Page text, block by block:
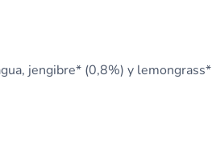
jengibre* (0,8%) y lemongrass*